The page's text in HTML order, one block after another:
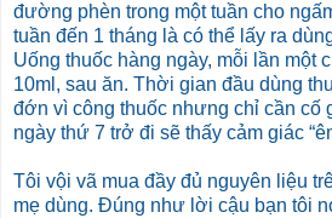
đường phèn trong một tuần cho
tuần đến 1 tháng là có thể lấy ra
Uống thuốc hàng ngày, mỗi lần một
10ml, sau ăn. Thời gian đầu dùng
đớn vì công thuốc nhưng chỉ cần cố
ngày thứ 7 trở đi sẽ thấy cảm giác
Tôi vội vã mua đầy đủ nguyên liệu
mẹ dùng. Đúng như lời cậu bạn tôi